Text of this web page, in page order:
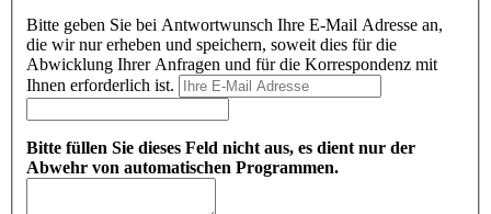
Bitte geben Sie bei Antwortwunsch Ihre E-Mail Adresse an,
die wir nur erheben und speichern, soweit dies für die
Abwicklung Ihrer Anfragen und für die Korrespondenz mit
Ihnen erforderlich ist.
Bitte füllen Sie dieses Feld nicht aus, es dient nur der
Abwehr von automatischen Programmen.